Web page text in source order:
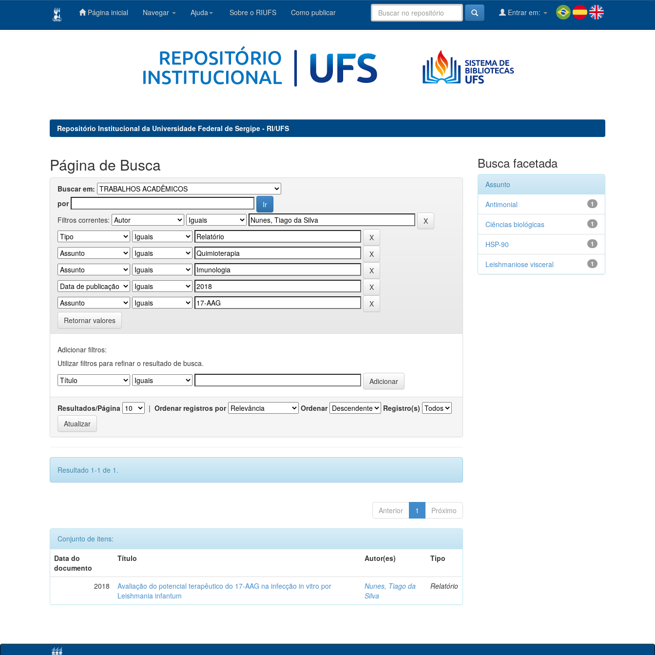
Página inicial Navegar Ajuda Sobre o RIUFS Como publicar Entrar em:
Repositório Institucional da Universidade Federal de Sergipe - RI/UFS
Página de Busca
Buscar em:
por
Filtros correntes:
Retornar valores
Adicionar filtros:
Utilizar filtros para refinar o resultado de busca.
Resultados/Página | Ordenar registros por Ordenar Registro(s)
Resultado 1-1 de 1.
Anterior 1 Próximo
Conjunto de itens:
Data do
documento
Título Autor(es) Tipo
2018
Avaliação do potencial terapêutico do 17-AAG na infecção in vitro por
Leishmania infantum
Nunes, Tiago da
Silva
Relatório
Busca facetada
Assunto
1
Antimonial
1
Ciências biológicas
1
HSP-90
1
Leishmaniose visceral